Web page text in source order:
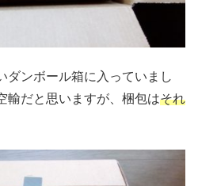
ダンボール箱に入っていまし
輸だと思いますが、梱包はそれ